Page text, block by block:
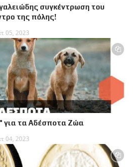
συγκέντρωση του
της πόλης!
05, 2023
τα Αδέσποτα Ζώα
04, 2023